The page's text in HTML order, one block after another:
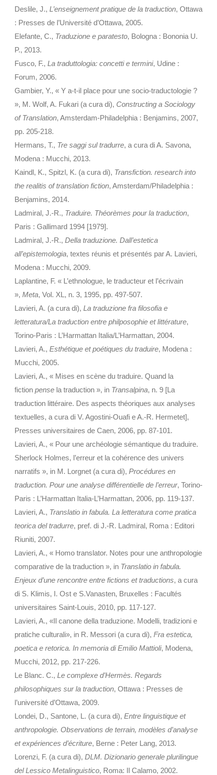
Deslile, J., L’enseignement pratique de la traduction, Ottawa
: Presses de l’Université d’Ottawa, 2005.
Elefante, C., Traduzione e paratesto, Bologna : Bononia U.
P., 2013.
Fusco, F., La traduttologia: concetti e termini, Udine :
Forum, 2006.
Gambier, Y., « Y a-t-il place pour une socio-traductologie ?
», M. Wolf, A. Fukari (a cura di), Constructing a Sociology
of Translation, Amsterdam-Philadelphia : Benjamins, 2007,
pp. 205-218.
Hermans, T., Tre saggi sul tradurre, a cura di A. Savona,
Modena : Mucchi, 2013.
Kaindl, K., Spitzl, K. (a cura di), Transfiction. research into
the realitis of translation fiction, Amsterdam/Philadelphia :
Benjamins, 2014.
Ladmiral, J.-R., Traduire. Théorèmes pour la traduction,
Paris : Gallimard 1994 [1979].
Ladmiral, J.-R., Della traduzione. Dall’estetica
all’epistemologia, textes réunis et présentés par A. Lavieri,
Modena : Mucchi, 2009.
Laplantine, F. « L’ethnologue, le traducteur et l’écrivain
», Meta, Vol. XL, n. 3, 1995, pp. 497-507.
Lavieri, A. (a cura di), La traduzione fra filosofia e
letteratura/La traduction entre philposophie et littérature,
Torino-Paris : L’Harmattan Italia/L’Harmattan, 2004.
Lavieri, A., Esthétique et poétiques du traduire, Modena :
Mucchi, 2005.
Lavieri, A., « Mises en scène du traduire. Quand la
fiction pense la traduction », in Transalpina, n. 9 [La
traduction littéraire. Des aspects théoriques aux analyses
textuelles, a cura di V. Agostini-Ouafi e A.-R. Hermetet],
Presses universitaires de Caen, 2006, pp. 87-101.
Lavieri, A., « Pour une archéologie sémantique du traduire.
Sherlock Holmes, l’erreur et la cohérence des univers
narratifs », in M. Lorgnet (a cura di), Procédures en
traduction. Pour une analyse différentielle de l’erreur, Torino-
Paris : L’Harmattan Italia-L’Harmattan, 2006, pp. 119-137.
Lavieri, A., Translatio in fabula. La letteratura come pratica
teorica del tradurre, pref. di J.-R. Ladmiral, Roma : Editori
Riuniti, 2007.
Lavieri, A., « Homo translator. Notes pour une anthropologie
comparative de la traduction », in Translatio in fabula.
Enjeux d’une rencontre entre fictions et traductions, a cura
di S. Klimis, I. Ost e S.Vanasten, Bruxelles : Facultés
universitaires Saint-Louis, 2010, pp. 117-127.
Lavieri, A., «Il canone della traduzione. Modelli, tradizioni e
pratiche culturali», in R. Messori (a cura di), Fra estetica,
poetica e retorica. In memoria di Emilio Mattioli, Modena,
Mucchi, 2012, pp. 217-226.
Le Blanc. C., Le complexe d’Hermès. Regards
philosophiques sur la traduction, Ottawa : Presses de
l’université d’Ottawa, 2009.
Londei, D., Santone, L. (a cura di), Entre linguistique et
anthropologie. Observations de terrain, modèles d’analyse
et expériences d’écriture, Berne : Peter Lang, 2013.
Lorenzi, F. (a cura di), DLM. Dizionario generale plurilingue
del Lessico Metalinguistico, Roma: Il Calamo, 2002.